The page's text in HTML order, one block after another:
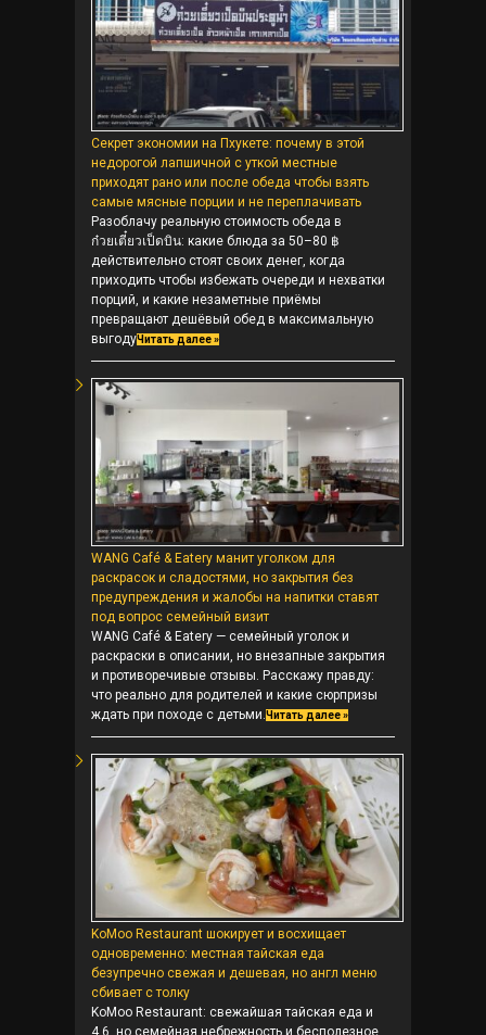
Секрет экономии на Пхукете: почему в этой
недорогой лапшичной с уткой местные
приходят рано или после обеда чтобы взять
самые мясные порции и не переплачивать
Разоблачу реальную стоимость обеда в
ก๋วยเตี๋ยวเป็ดบิน: какие блюда за 50–80 ฿
действительно стоят своих денег, когда
приходить чтобы избежать очереди и нехватки
порций, и какие незаметные приёмы
превращают дешёвый обед в максимальную
выгодуЧитать далее »
WANG Café & Eatery манит уголком для
раскрасок и сладостями, но закрытия без
предупреждения и жалобы на напитки ставят
под вопрос семейный визит
WANG Café & Eatery — семейный уголок и
раскраски в описании, но внезапные закрытия
и противоречивые отзывы. Расскажу правду:
что реально для родителей и какие сюрпризы
ждать при походе с детьми.Читать далее »
KoMoo Restaurant шокирует и восхищает
одновременно: местная тайская еда
безупречно свежая и дешевая, но англ меню
сбивает с толку
KoMoo Restaurant: свежайшая тайская еда и
4.6, но семейная небрежность и бесполезное